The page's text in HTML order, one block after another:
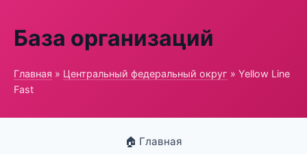
База организаций
Главная » Центральный федеральный округ » Yellow Line
Fast
🏠 Главная